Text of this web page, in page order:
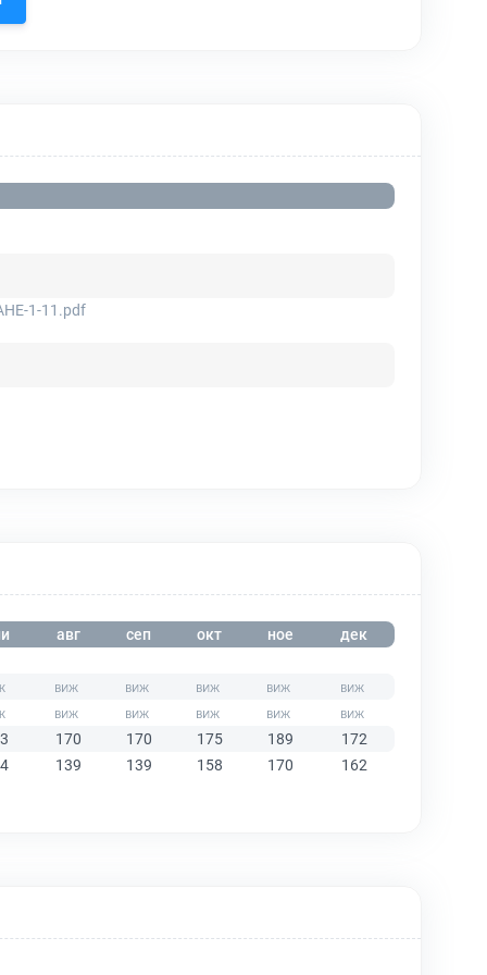
1-11.pdf
авг сеп окт ное дек
170 170 175 189
172
139 139 158 170 162